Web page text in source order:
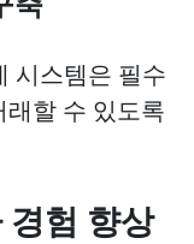
시스템은 필수
할 수 있도록
경험 향상